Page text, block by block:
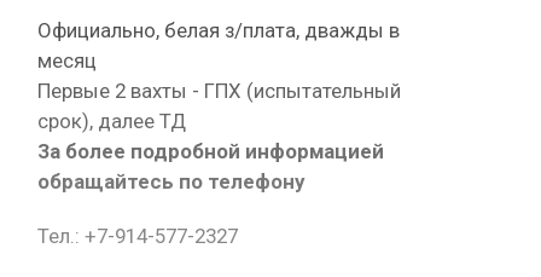
Официально, белая з/плата, дважды в
месяц
Первые 2 вахты - ГПХ (испытательный
срок), далее ТД
За более подробной информацией
обращайтесь по телефону
Тел.: +7-914-577-2327